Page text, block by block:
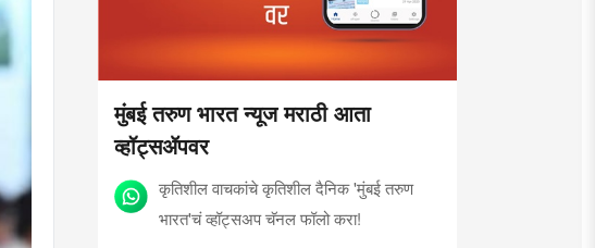
मुंबई तरुण भारत न्यूज मराठी आता
व्हॉट्सॲपवर
कृतिशील वाचकांचे कृतिशील दैनिक 'मुंबई तरुण
भारत'चं व्हॉट्सअप चॅनल फॉलो करा!